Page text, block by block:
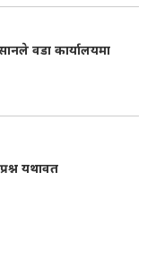
वडा कार्यालयमा
यथावत